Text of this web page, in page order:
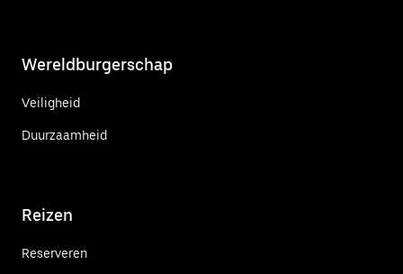
Wereldburgerschap
Veiligheid
Duurzaamheid
Reizen
Reserveren